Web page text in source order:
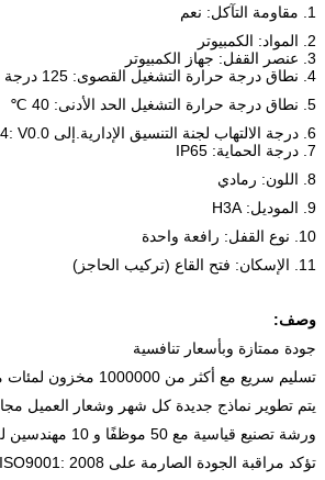
1. مقاومة التآكل: نعم
2. المواد: الكمبيوتر
3. عنصر القفل: جهاز الكمبيوتر
4. نطاق درجة حرارة التشغيل القصوى: 125 درجة مئوية
5. نطاق درجة حرارة التشغيل الحد الأدنى: 40 ℃
6. درجة الالتهاب لجنة التنسيق الإدارية.إلى UL94: V0.0
7. درجة الحماية: IP65
8. اللون: رمادي
9. الموديل: H3A
10. نوع القفل: رافعة واحدة
11. الإسكان: فتح القاع (تركيب الحاجز)
وصف:
جودة ممتازة وبأسعار تنافسية
تسليم سريع مع أكثر من 1000000 مخزون لمئات من الطرز المختلفة
يتم تطوير نماذج جديدة كل شهر وشعار العميل
ورشة تصنيع قياسية مع 50 موظفًا و 10 مهندسين للموصل شديد التحمل
تؤكد مراقبة الجودة الصارمة على ISO9001: 2008